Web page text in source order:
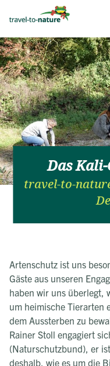
Das
travel-to-
Artenschutz ist uns
Gäste aus unseren
haben wir uns überlegt,
um heimische Tierarten
dem Aussterben zu
Rainer Stoll engagiert
(Naturschutzbund), er
deshalb, wie es um die